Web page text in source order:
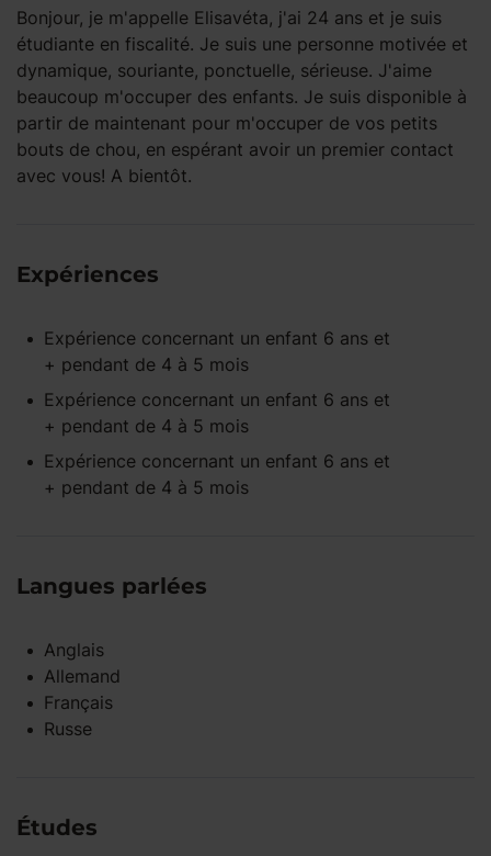
Bonjour, je m'appelle Elisavéta, j'ai 24 ans et je suis
étudiante en fiscalité. Je suis une personne motivée et
dynamique, souriante, ponctuelle, sérieuse. J'aime
beaucoup m'occuper des enfants. Je suis disponible à
partir de maintenant pour m'occuper de vos petits
bouts de chou, en espérant avoir un premier contact
avec vous! A bientôt.
Expériences
Expérience concernant un enfant 6 ans et
+ pendant de 4 à 5 mois
Expérience concernant un enfant 6 ans et
+ pendant de 4 à 5 mois
Expérience concernant un enfant 6 ans et
+ pendant de 4 à 5 mois
Langues parlées
Anglais
Allemand
Français
Russe
Études